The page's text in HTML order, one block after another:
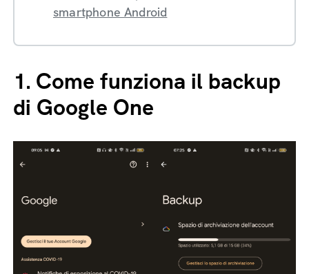
smartphone Android
1. Come funziona il backup
di Google One